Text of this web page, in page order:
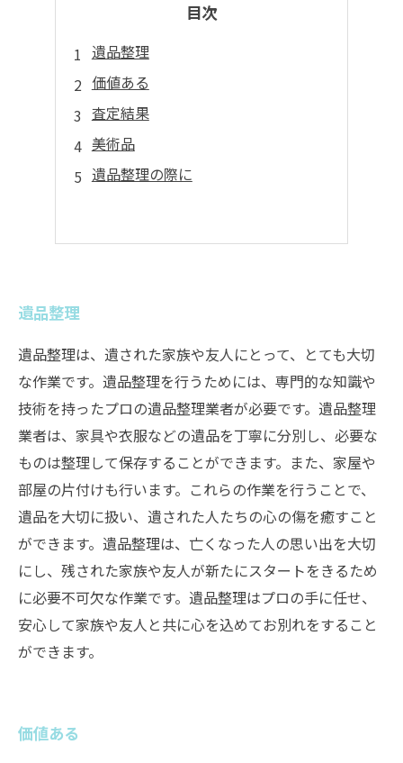
目次
遺品整理
価値ある
査定結果
美術品
遺品整理の際に
遺品整理
遺品整理は、遺された家族や友人にとって、とても大切
な作業です。遺品整理を行うためには、専門的な知識や
技術を持ったプロの遺品整理業者が必要です。遺品整理
業者は、家具や衣服などの遺品を丁寧に分別し、必要な
ものは整理して保存することができます。また、家屋や
部屋の片付けも行います。これらの作業を行うことで、
遺品を大切に扱い、遺された人たちの心の傷を癒すこと
ができます。遺品整理は、亡くなった人の思い出を大切
にし、残された家族や友人が新たにスタートをきるため
に必要不可欠な作業です。遺品整理はプロの手に任せ、
安心して家族や友人と共に心を込めてお別れをすること
ができます。
価値ある